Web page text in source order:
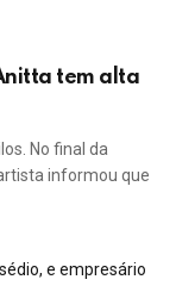
tem alta
No final da
informou que